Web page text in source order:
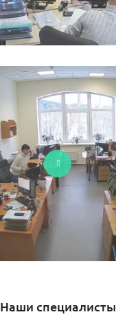
Наши специалисты